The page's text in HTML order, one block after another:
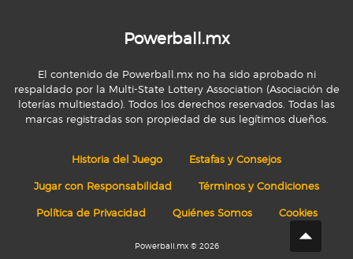
Powerball.mx
El contenido de Powerball.mx no ha sido aprobado ni
respaldado por la Multi-State Lottery Association (Asociación de
loterías multiestado). Todos los derechos reservados. Todas las
marcas registradas son propiedad de sus legítimos dueños.
Historia del Juego Estafas y Consejos
Jugar con Responsabilidad Términos y Condiciones
Política de Privacidad Quiénes Somos Cookies
Powerball.mx © 2026